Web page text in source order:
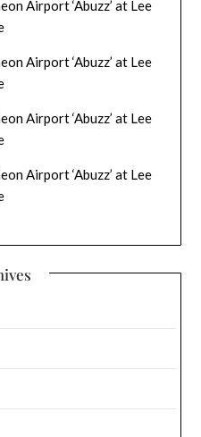
Airport ‘Abuzz’ at Lee
Airport ‘Abuzz’ at Lee
Airport ‘Abuzz’ at Lee
Airport ‘Abuzz’ at Lee